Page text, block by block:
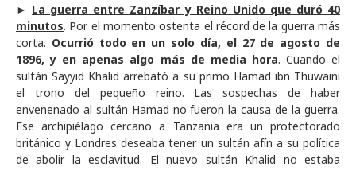
► La guerra entre Zanzíbar y Reino Unido que duró 40
minutos. Por el momento ostenta el récord de la guerra más
corta. Ocurrió todo en un solo día, el 27 de agosto de
1896, y en apenas algo más de media hora. Cuando el
sultán Sayyid Khalid arrebató a su primo Hamad ibn Thuwaini
el trono del pequeño reino. Las sospechas de haber
envenenado al sultán Hamad no fueron la causa de la guerra.
Ese archipiélago cercano a Tanzania era un protectorado
británico y Londres deseaba tener un sultán afín a su política
de abolir la esclavitud. El nuevo sultán Khalid no estaba